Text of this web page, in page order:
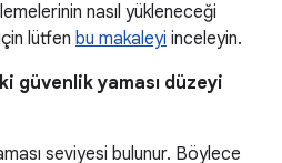
nasıl yükleneceği
lütfen bu makaleyi inceleyin.
güvenlik yaması düzeyi
seviyesi bulunur. Böylece